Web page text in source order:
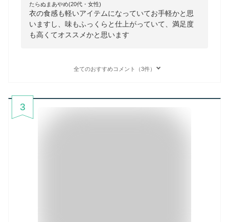
たらぬまあやめ(20代・女性)
衣の食感も軽いアイテムになっていてお手軽かと思
いますし、味もふっくらと仕上がっていて、満足度
も高くてオススメかと思います
全てのおすすめコメント（3件）
3